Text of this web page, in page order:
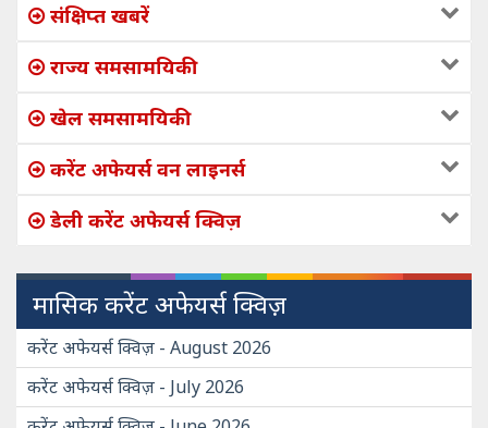
संक्षिप्त खबरें
राज्य समसामयिकी
खेल समसामयिकी
करेंट अफेयर्स वन लाइनर्स
डेली करेंट अफेयर्स क्विज़
मासिक करेंट अफेयर्स क्विज़
करेंट अफेयर्स क्विज़ - August 2026
करेंट अफेयर्स क्विज़ - July 2026